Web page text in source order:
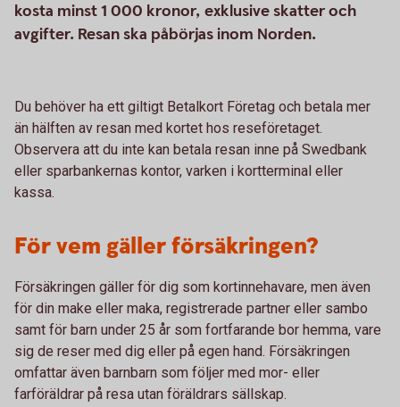
kosta minst 1 000 kronor, exklusive skatter och
avgifter. Resan ska påbörjas inom Norden.
Du behöver ha ett giltigt Betalkort Företag och betala mer
än hälften av resan med kortet hos reseföretaget.
Observera att du inte kan betala resan inne på Swedbank
eller sparbankernas kontor, varken i kortterminal eller
kassa.
För vem gäller försäkringen?
Försäkringen gäller för dig som kortinnehavare, men även
för din make eller maka, registrerade partner eller sambo
samt för barn under 25 år som fortfarande bor hemma, vare
sig de reser med dig eller på egen hand. Försäkringen
omfattar även barnbarn som följer med mor- eller
farföräldrar på resa utan föräldrars sällskap.